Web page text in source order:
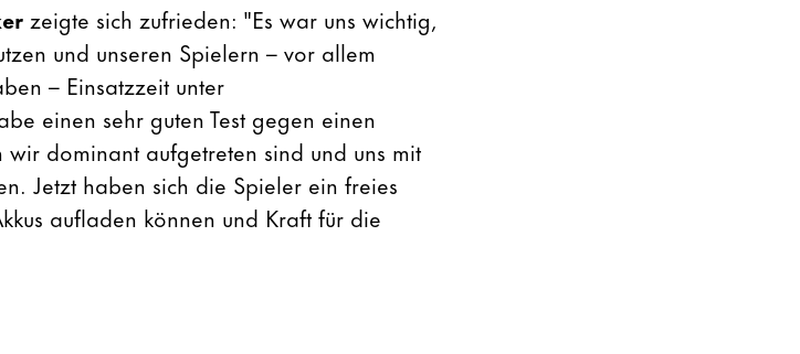
zeigte sich zufrieden: "Es war uns wichtig,
und unseren Spielern – vor allem
– Einsatzzeit unter
einen sehr guten Test gegen einen
dominant aufgetreten sind und uns mit
Jetzt haben sich die Spieler ein freies
aufladen können und Kraft für die